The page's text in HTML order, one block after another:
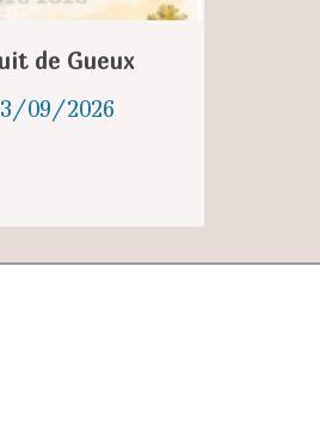
de Gueux
09/2026